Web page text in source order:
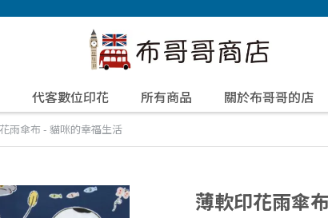
代客數位印花 所有商品 關於布哥哥的店
雨傘布 - 貓咪的幸福生活
薄軟印花雨傘